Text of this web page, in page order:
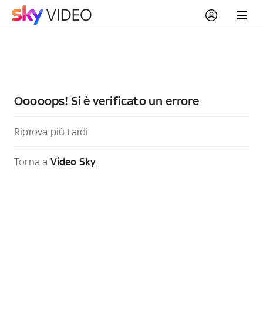
Ooooops! Si è verificato un errore
Riprova più tardi
Torna a Video Sky